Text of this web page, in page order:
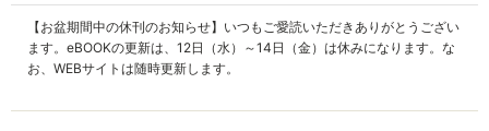
【お盆期間中の休刊のお知らせ】いつもご愛読いただきありがとうござい
ます。eBOOKの更新は、12日（水）～14日（金）は休みになります。な
お、WEBサイトは随時更新します。